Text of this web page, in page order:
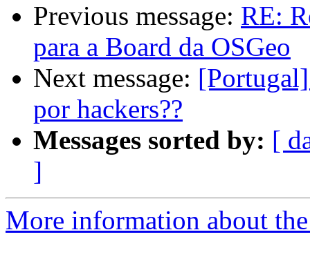
Previous message: RE:
para a Board da OSGeo
Next message:
por hackers??
Messages sorted by: [
]
More information about